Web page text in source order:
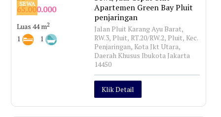
SEWA
65.000.000
Luas 44 m2
1 1
Apartemen Green Bay Pluit
penjaringan
Jalan Pluit Karang Ayu Barat,
RW.3, Pluit, RT.20/RW.2, Pluit, Kec.
Penjaringan, Kota Jkt Utara,
Daerah Khusus Ibukota Jakarta
14450
Klik Detail